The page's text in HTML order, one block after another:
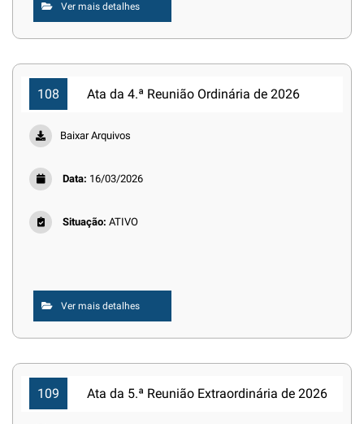
Ver mais detalhes
108 Ata da 4.ª Reunião Ordinária de 2026
Baixar Arquivos
Data: 16/03/2026
Situação: ATIVO
Ver mais detalhes
109 Ata da 5.ª Reunião Extraordinária de 2026